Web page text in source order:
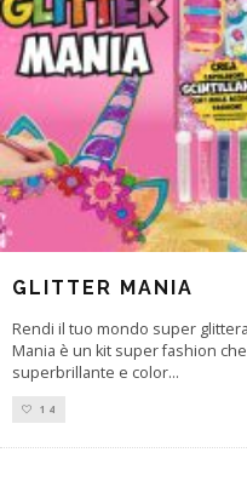
GLITTER MANIA
Rendi il tuo mondo super
Mania è un kit super fashion
superbrillante e color...
14